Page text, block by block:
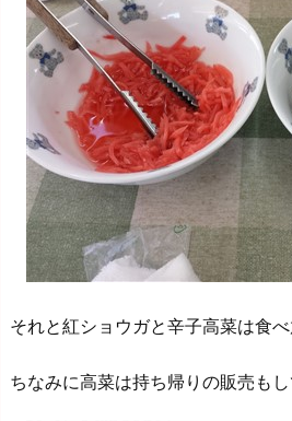
それと紅ショウガと辛子高菜は食べ
ちなみに高菜は持ち帰りの販売もし